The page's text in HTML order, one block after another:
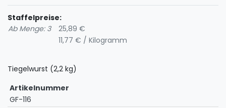
Staffelpreise:
Ab Menge: 3
25,89 €
11,77 € / Kilogramm
Tiegelwurst (2,2 kg)
Artikelnummer
GF-116